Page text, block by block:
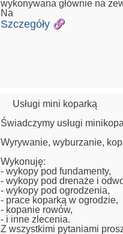
wykonywana głównie na
Na
Szczegóły
Usługi mini koparką
Świadczymy usługi
Wyrywanie, wyburzanie,
Wykonuję:
- wykopy pod fundamenty,
- wykopy pod drenaże i
- wykopy pod ogrodzenia,
- prace koparką w ogrodzie,
- kopanie rowów,
- i inne zlecenia.
Z wszystkimi pytaniami